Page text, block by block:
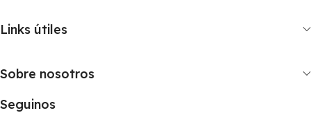
Links útiles
Sobre nosotros
Seguinos